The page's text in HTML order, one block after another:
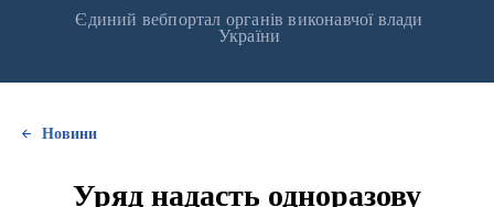
Єдиний вебпортал органів виконавчої влади
України
Новини
Уряд надасть одноразову